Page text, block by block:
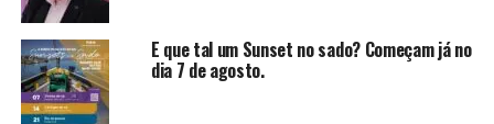
E que tal um Sunset no sado? Começam já no
dia 7 de agosto.